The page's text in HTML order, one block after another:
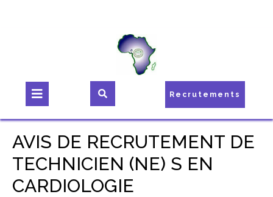
Recrutements
AVIS DE RECRUTEMENT DE
TECHNICIEN (NE) S EN
CARDIOLOGIE